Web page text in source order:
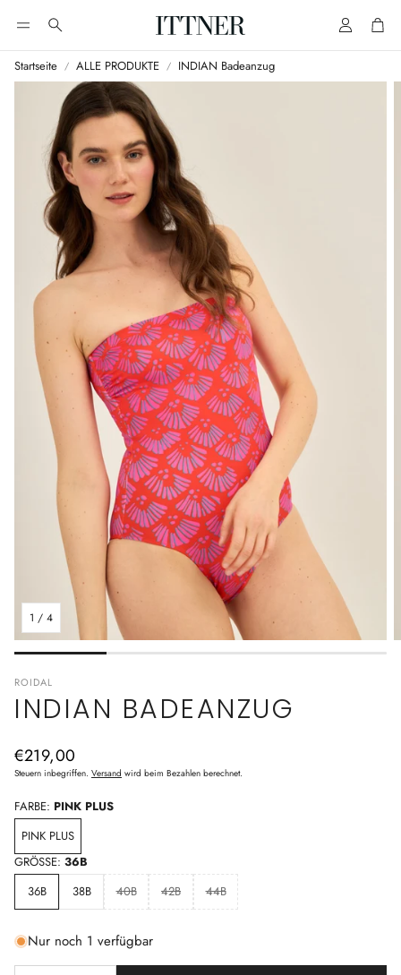
Suche AccountCart
Startseite ALLE PRODUKTE INDIAN Badeanzug
1 / 4
ROIDAL
INDIAN BADEANZUG
Normaler
Preis
€219,00
Steuern inbegriffen. Versand wird beim Bezahlen berechnet.
FARBE: PINK PLUS
PINK PLUS
GRÖSSE: 36B
36B
38B 40B 42B 44B
Nur noch 1 verfügbar